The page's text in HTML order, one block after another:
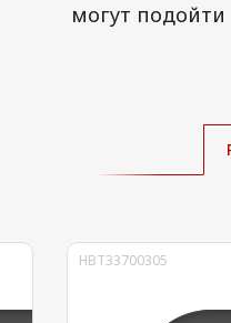
могут подойти
HBT33700305